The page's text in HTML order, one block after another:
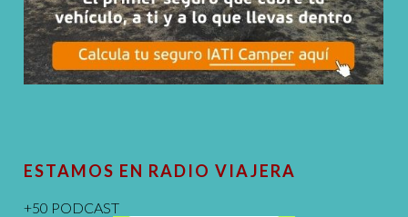
ESTAMOS EN RADIO VIAJERA
+50 PODCAST